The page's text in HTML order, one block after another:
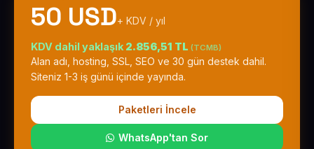
50 USD+ KDV / yıl
KDV dahil yaklaşık 2.856,51 TL (TCMB)
Alan adı, hosting, SSL, SEO ve 30 gün destek dahil.
Siteniz 1-3 iş günü içinde yayında.
Paketleri İncele
WhatsApp'tan Sor